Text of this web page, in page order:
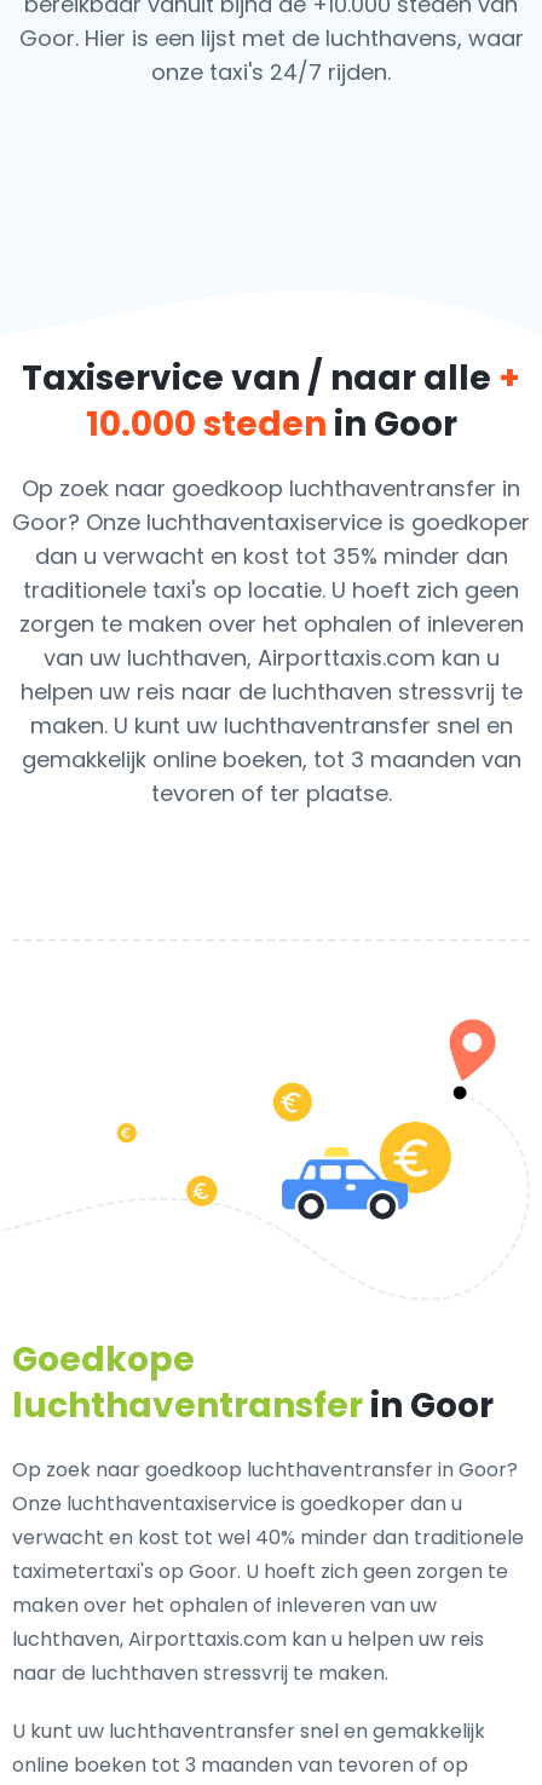
Goor. Hier is een lijst met de luchthavens, waar
onze taxi's 24/7 rijden.
Taxiservice van / naar alle +
10.000 steden in Goor
Op zoek naar goedkoop luchthaventransfer in
Goor? Onze luchthaventaxiservice is goedkoper
dan u verwacht en kost tot 35% minder dan
traditionele taxi's op locatie. U hoeft zich geen
zorgen te maken over het ophalen of inleveren
van uw luchthaven, Airporttaxis.com kan u
helpen uw reis naar de luchthaven stressvrij te
maken. U kunt uw luchthaventransfer snel en
gemakkelijk online boeken, tot 3 maanden van
tevoren of ter plaatse.
Goedkope
luchthaventransferin Goor
Op zoek naar goedkoop luchthaventransfer in Goor?
Onze luchthaventaxiservice is goedkoper dan u
verwacht en kost tot wel 40% minder dan traditionele
taximetertaxi's op Goor. U hoeft zich geen zorgen te
maken over het ophalen of inleveren van uw
luchthaven, Airporttaxis.com kan u helpen uw reis
naar de luchthaven stressvrij te maken.
U kunt uw luchthaventransfer snel en gemakkelijk
online boeken tot 3 maanden van tevoren of op